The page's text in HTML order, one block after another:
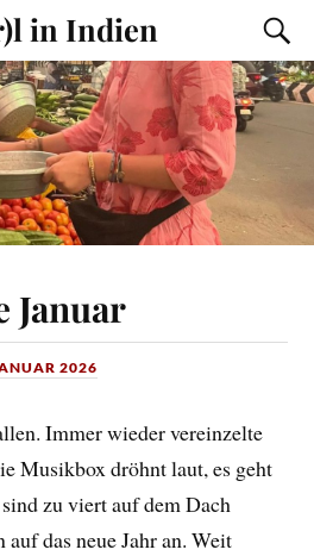
in Indien
Januar
2026
Immer wieder vereinzelte
Musikbox dröhnt laut, es geht
zu viert auf dem Dach
das neue Jahr an. Weit